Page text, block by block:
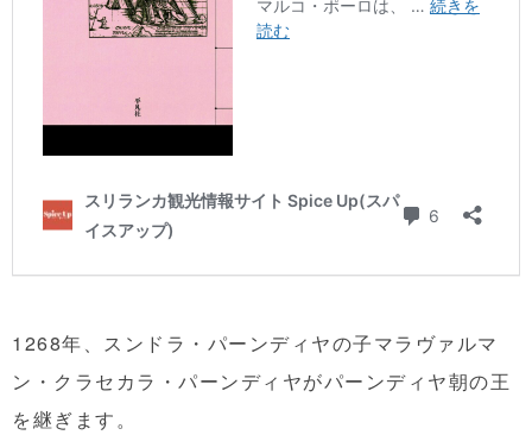
1268年、スンドラ・パーンディヤの子マラヴァルマ
ン・クラセカラ・パーンディヤがパーンディヤ朝の王
を継ぎます。